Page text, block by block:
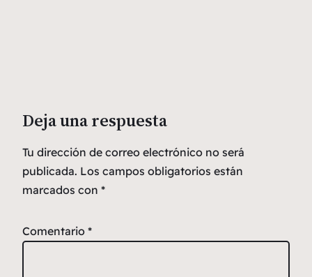
Deja una respuesta
Tu dirección de correo electrónico no será
publicada. Los campos obligatorios están
marcados con *
Comentario *